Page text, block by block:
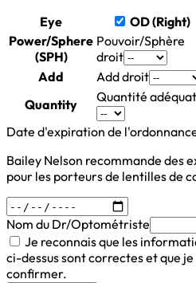
Eye
OD (Right)
Power/Sphere
(SPH)
Pouvoir/Sphère
droit
Add
Add droit
Quantity
Quantité
Date d'expiration de
Bailey Nelson recommande des
pour les porteurs de lentilles de
Nom du Dr/Optométriste
Je reconnais que les
ci-dessus sont correctes et que
confirmer.